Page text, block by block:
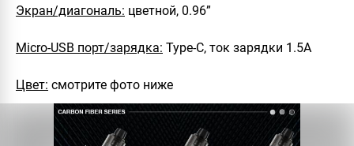
Экран/диагональ: цветной, 0.96”
Micro-USB порт/зарядка: Type-C, ток зарядки 1.5А
Цвет: смотрите фото ниже